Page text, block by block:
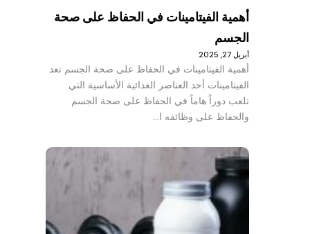
أهمية الفيتامينات في الحفاظ على صحة
الجسم
أبريل 27, 2025
أهمية الفيتامينات في الحفاظ على صحة الجسم تعد
الفيتامينات أحد العناصر الغذائية الأساسية التي
تلعب دوراً هاماً في الحفاظ على صحة الجسم
والحفاظ على وظائفه ا…